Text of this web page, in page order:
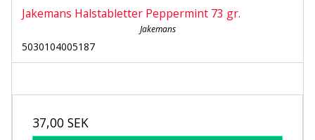
Jakemans Halstabletter Peppermint 73 gr.
Jakemans
5030104005187
37,00 SEK